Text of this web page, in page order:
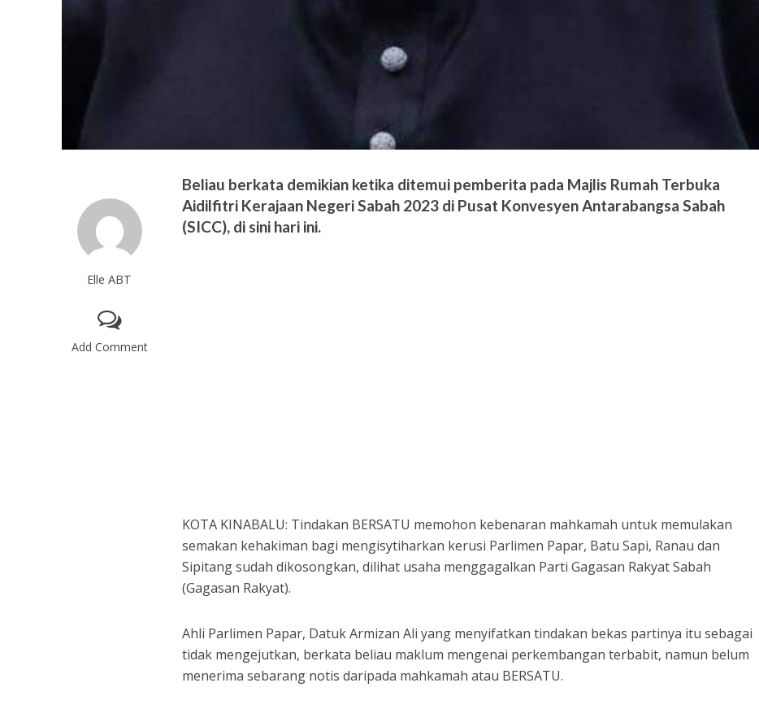
Elle ABT
Add Comment
Beliau berkata demikian ketika ditemui pemberita pada Majlis Rumah Terbuka
Aidilfitri Kerajaan Negeri Sabah 2023 di Pusat Konvesyen Antarabangsa Sabah
(SICC), di sini hari ini.
KOTA KINABALU: Tindakan BERSATU memohon kebenaran mahkamah untuk memulakan
semakan kehakiman bagi mengisytiharkan kerusi Parlimen Papar, Batu Sapi, Ranau dan
Sipitang sudah dikosongkan, dilihat usaha menggagalkan Parti Gagasan Rakyat Sabah
(Gagasan Rakyat).
Ahli Parlimen Papar, Datuk Armizan Ali yang menyifatkan tindakan bekas partinya itu sebagai
tidak mengejutkan, berkata beliau maklum mengenai perkembangan terbabit, namun belum
menerima sebarang notis daripada mahkamah atau BERSATU.